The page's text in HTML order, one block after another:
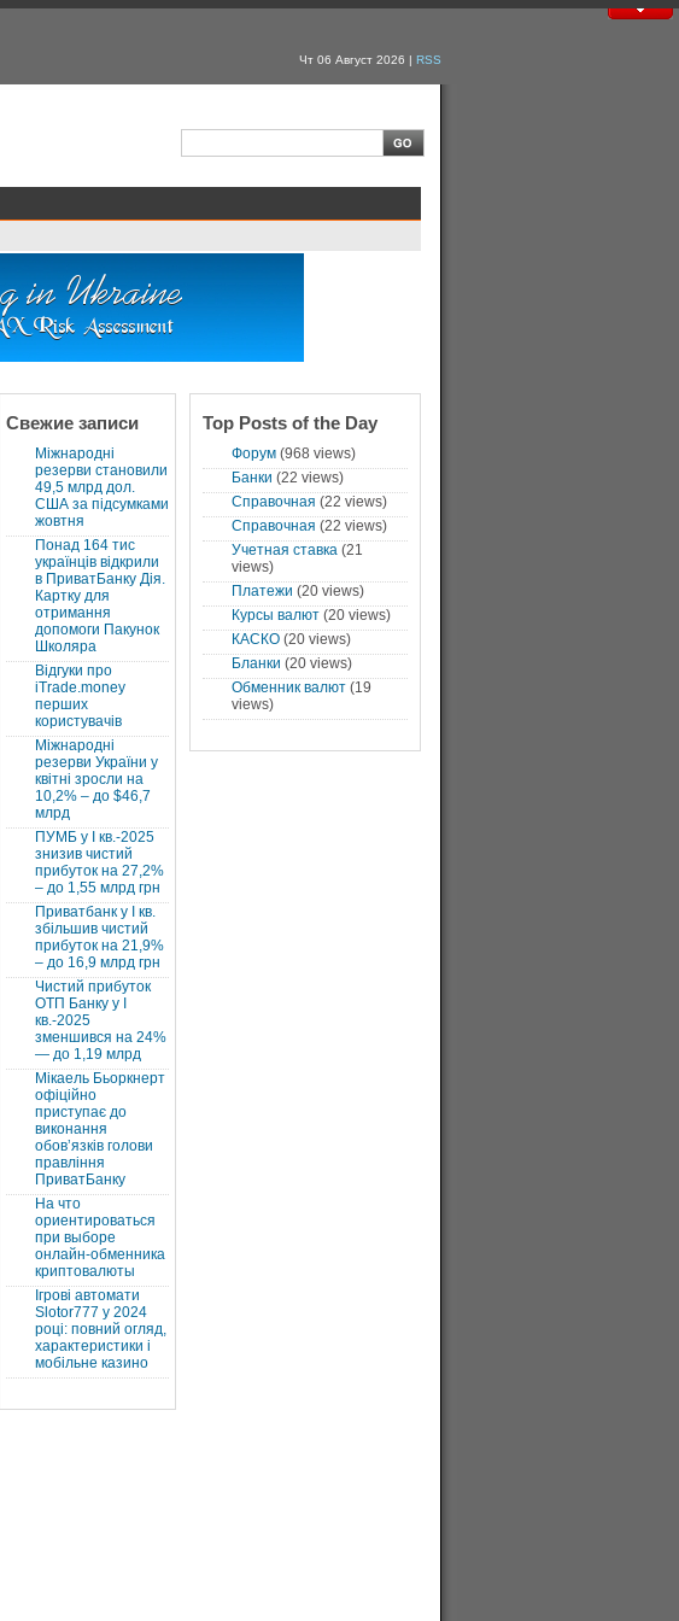
Чт 06 Август 2026 | RSS
Свежие записи
Міжнародні
резерви становили
49,5 млрд дол.
США за підсумками
жовтня
Понад 164 тис
українців відкрили
в ПриватБанку Дія.
Картку для
отримання
допомоги Пакунок
Школяра
Відгуки про
iTrade.money
перших
користувачів
Міжнародні
резерви України у
квітні зросли на
10,2% – до $46,7
млрд
ПУМБ у I кв.-2025
знизив чистий
прибуток на 27,2%
– до 1,55 млрд грн
Приватбанк у І кв.
збільшив чистий
прибуток на 21,9%
– до 16,9 млрд грн
Чистий прибуток
ОТП Банку у І
кв.-2025
зменшився на 24%
— до 1,19 млрд
Мікаель Бьоркнерт
офіційно
приступає до
виконання
обовʼязків голови
правління
ПриватБанку
На что
ориентироваться
при выборе
онлайн-обменника
криптовалюты
Ігрові автомати
Slotor777 у 2024
році: повний огляд,
характеристики і
мобільне казино
Top Posts of the Day
Форум(968 views)
Банки (22 views)
Справочная (22 views)
Справочная (22 views)
Учетная ставка(21
views)
Платежи (20 views)
Курсы валют(20 views)
КАСКО(20 views)
Бланки (20 views)
Обменник валют(19
views)